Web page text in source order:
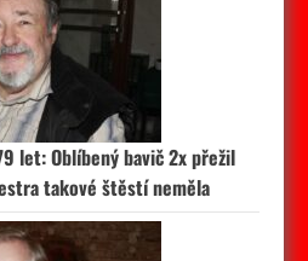
let: Oblíbený bavič 2x přežil
takové štěstí neměla